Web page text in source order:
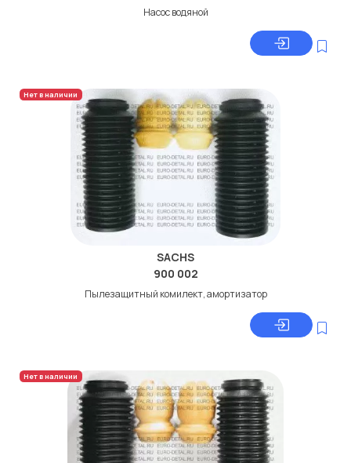
Насос водяной
Нет в наличии
SACHS
900 002
Пылезащитный комилект, амортизатор
Нет в наличии